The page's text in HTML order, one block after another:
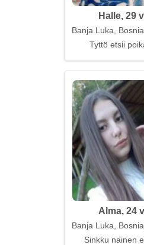
Halle, 29
Banja Luka,
Tyttö etsii
Alma, 24
Banja Luka,
Sinkku nainen